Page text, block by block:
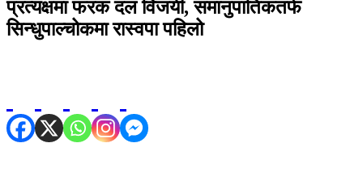
प्रत्यक्षमा फरक दल विजयी, समानुपातिकतर्फ
सिन्धुपाल्चोकमा रास्वपा पहिलो